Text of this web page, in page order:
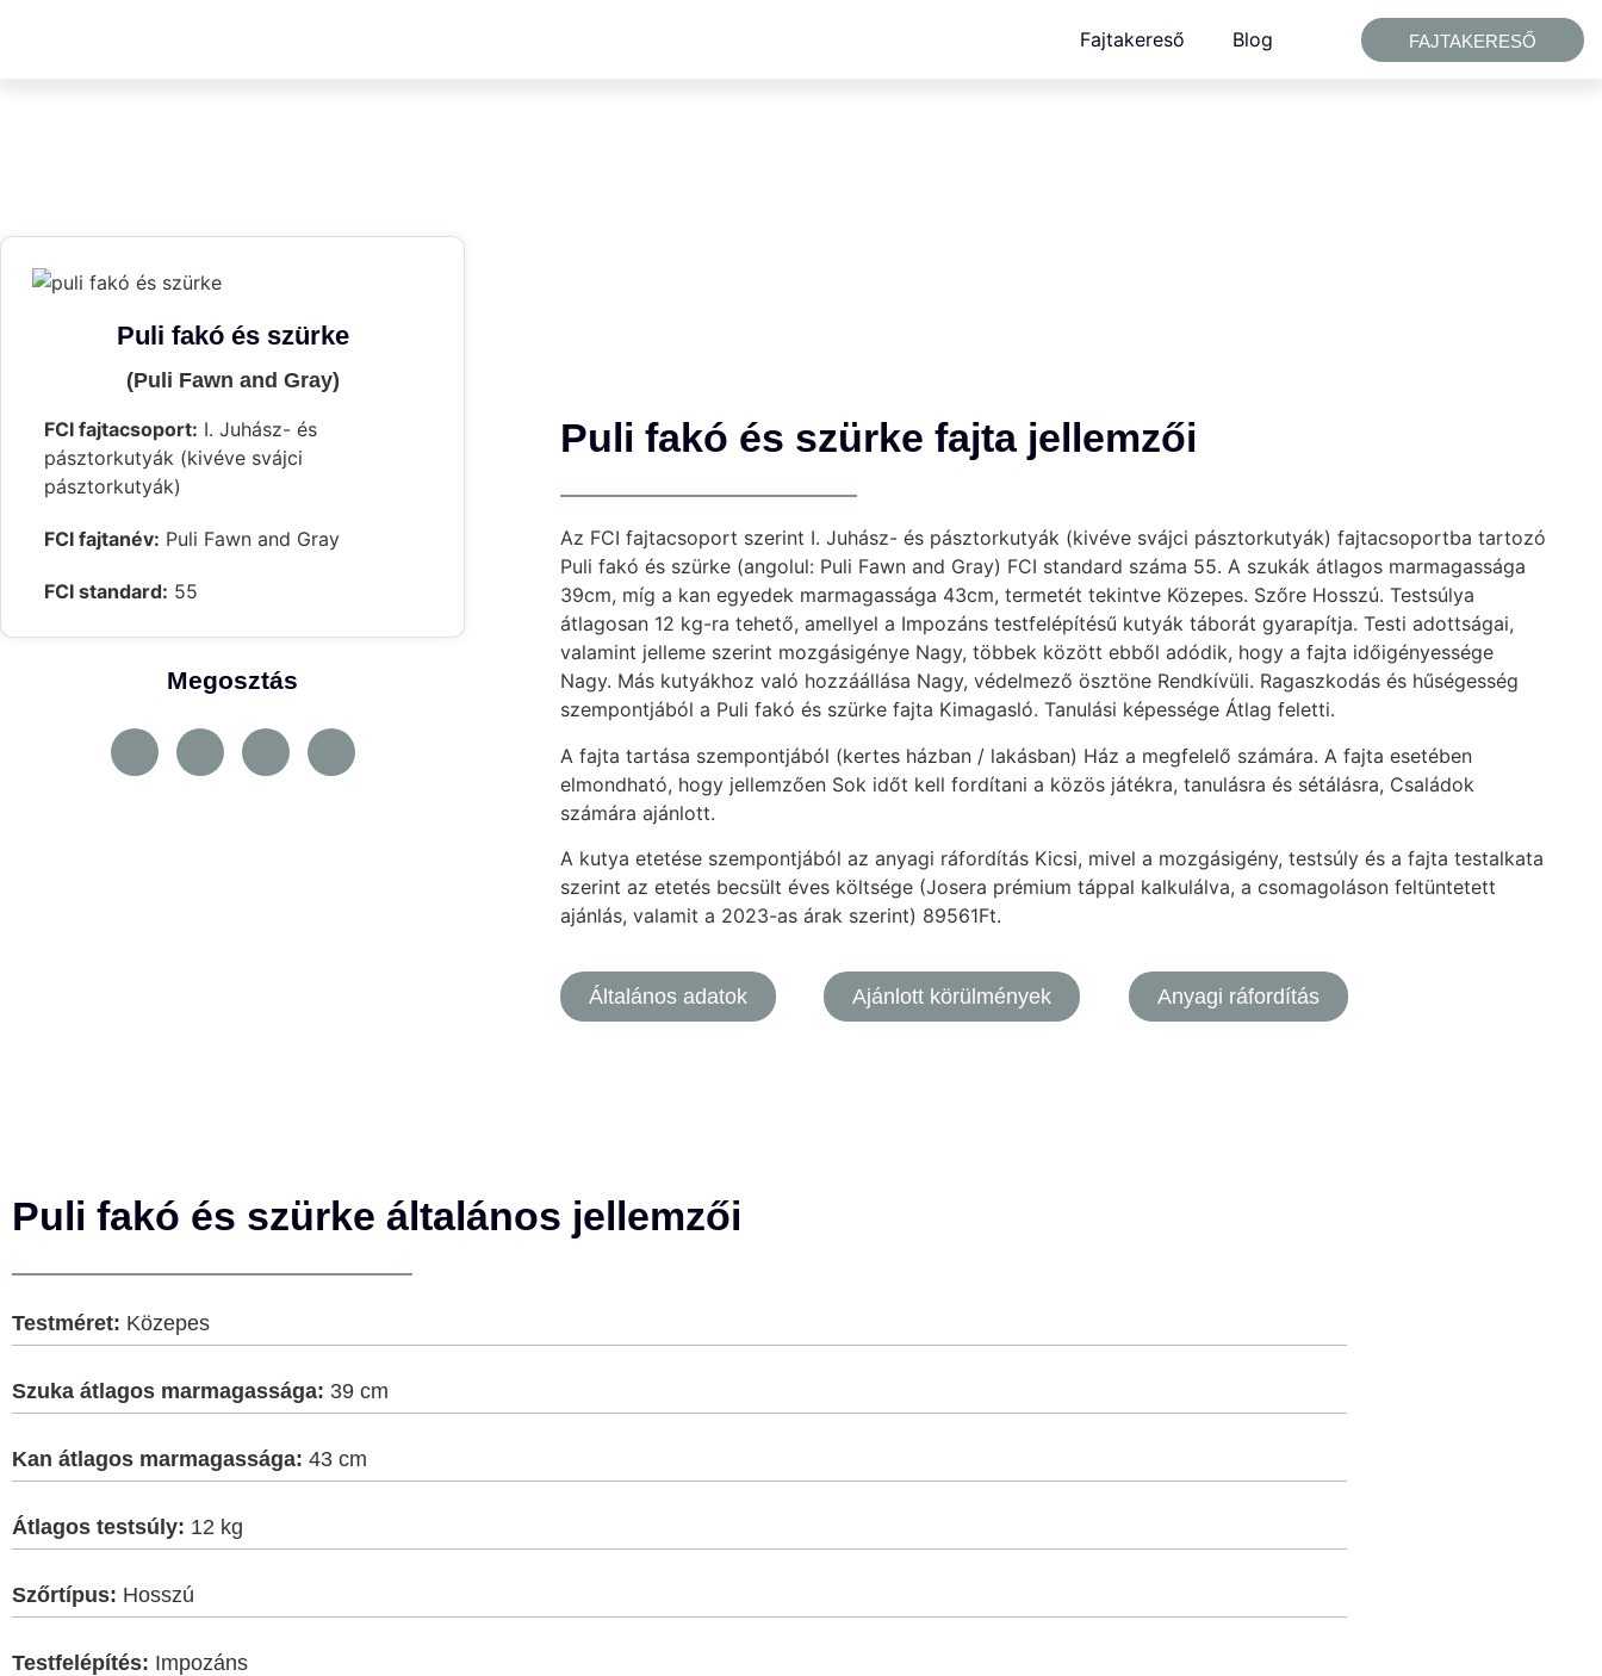
Fajtakereső Blog FAJTAKERESŐ
Puli fakó és szürke
(Puli Fawn and Gray)
FCI fajtacsoport: I. Juhász- és
pásztorkutyák (kivéve svájci
pásztorkutyák)
FCI fajtanév: Puli Fawn and Gray
FCI standard: 55
Megosztás
Puli fakó és szürke fajta jellemzői
Az FCI fajtacsoport szerint I. Juhász- és pásztorkutyák (kivéve svájci pásztorkutyák) fajtacsoportba tartozó
Puli fakó és szürke (angolul: Puli Fawn and Gray) FCI standard száma 55. A szukák átlagos marmagassága
39cm, míg a kan egyedek marmagassága 43cm, termetét tekintve Közepes. Szőre Hosszú. Testsúlya
átlagosan 12 kg-ra tehető, amellyel a Impozáns testfelépítésű kutyák táborát gyarapítja. Testi adottságai,
valamint jelleme szerint mozgásigénye Nagy, többek között ebből adódik, hogy a fajta időigényessége
Nagy. Más kutyákhoz való hozzáállása Nagy, védelmező ösztöne Rendkívüli. Ragaszkodás és hűségesség
szempontjából a Puli fakó és szürke fajta Kimagasló. Tanulási képessége Átlag feletti.
A fajta tartása szempontjából (kertes házban / lakásban) Ház a megfelelő számára. A fajta esetében
elmondható, hogy jellemzően Sok időt kell fordítani a közös játékra, tanulásra és sétálásra, Családok
számára ajánlott.
A kutya etetése szempontjából az anyagi ráfordítás Kicsi, mivel a mozgásigény, testsúly és a fajta testalkata
szerint az etetés becsült éves költsége (Josera prémium táppal kalkulálva, a csomagoláson feltüntetett
ajánlás, valamit a 2023-as árak szerint) 89561Ft.
Általános adatok Ajánlott körülmények Anyagi ráfordítás
Puli fakó és szürke általános jellemzői
Testméret: Közepes
Szuka átlagos marmagassága: 39 cm
Kan átlagos marmagassága: 43 cm
Átlagos testsúly: 12 kg
Szőrtípus: Hosszú
Testfelépítés: Impozáns